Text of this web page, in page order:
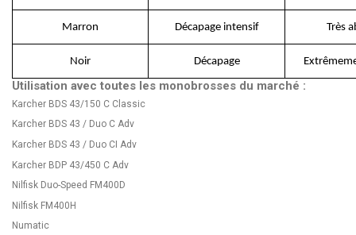
Marron Décapage intensif Très
Noir Décapage
Utilisation avec toutes les monobrosses du marché :
Karcher BDS 43/150 C Classic
Karcher BDS 43 / Duo C Adv
Karcher BDS 43 / Duo CI Adv
Karcher BDP 43/450 C Adv
Nilfisk Duo-Speed FM400D
Nilfisk FM400H
Numatic